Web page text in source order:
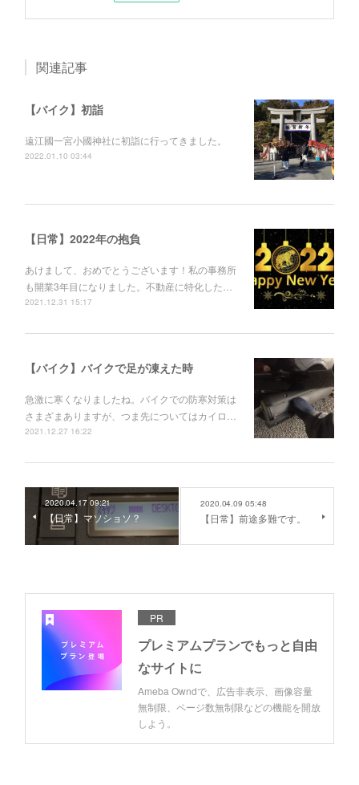
関連記事
【バイク】初詣
遠江國一宮小國神社に初詣に行ってきました。
2022.01.10 03:44
【日常】2022年の抱負
あけまして、おめでとうございます！私の事務所
も開業3年目になりました。不動産に特化した…
2021.12.31 15:17
【バイク】バイクで足が凍えた時
急激に寒くなりましたね。バイクでの防寒対策は
さまざまありますが、つま先についてはカイロ…
2021.12.27 16:22
2020.04.17 09:21
【日常】マソショソ？
2020.04.09 05:48
【日常】前途多難です。
PR
プレミアムプランでもっと自由
なサイトに
Ameba Owndで、広告非表示、画像容量
無制限、ページ数無制限などの機能を開放
しよう。